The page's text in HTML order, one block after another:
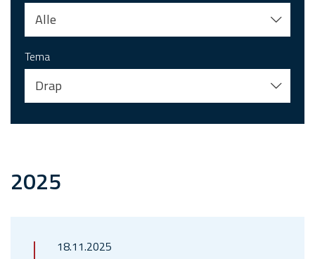
Alle
Tema
Drap
2025
18.11.2025